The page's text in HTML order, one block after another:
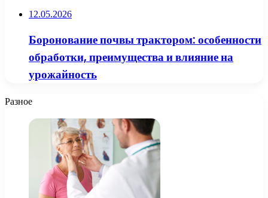
12.05.2026
Боронование почвы трактором: особенности
обработки, преимущества и влияние на
урожайность
Разное